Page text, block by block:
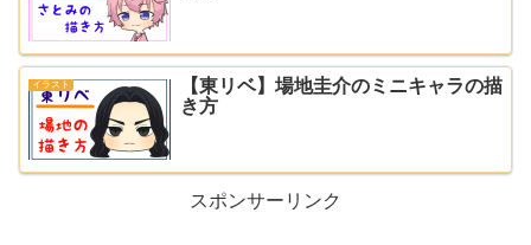
イラスト
【東リベ】場地圭介のミニキャラの描
き方
スポンサーリンク